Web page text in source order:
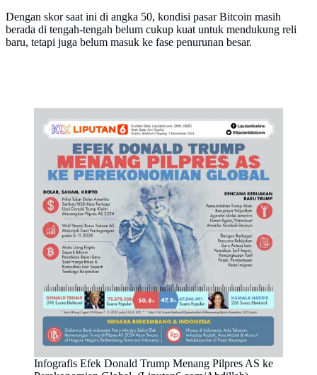
Dengan skor saat ini di angka 50, kondisi pasar Bitcoin masih
berada di tengah-tengah belum cukup kuat untuk mendukung reli
baru, tetapi juga belum masuk ke fase penurunan besar.
Infografis Efek Donald Trump Menang Pilpres AS ke